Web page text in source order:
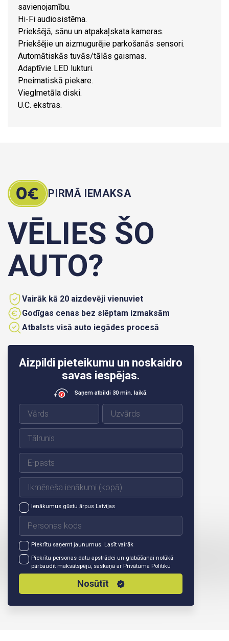
savienojamību.
Hi-Fi audiosistēma.
Priekšējā, sānu un atpakaļskata kameras.
Priekšējie un aizmugurējie parkošanās sensori.
Automātiskās tuvās/tālās gaismas.
Adaptīvie LED lukturi.
Pneimatiskā piekare.
Vieglmetāla diski.
U.C. ekstras.
Aizpildi pieteikumu un noskaidro
savas iespējas.
Saņem atbildi 30 min. laikā.
Ienākumus gūstu ārpus Latvijas
Piekrītu saņemt jaunumus. Lasīt vairāk
Piekrītu personas datu apstrādei un glabāšanai nolūkā
pārbaudīt maksātspēju, saskaņā ar Privātuma Politiku
Nosūtīt
PIRMĀ IEMAKSA
VĒLIES ŠO
AUTO?
Vairāk kā 20 aizdevēji vienuviet
Godīgas cenas bez slēptam izmaksām
Atbalsts visā auto iegādes procesā